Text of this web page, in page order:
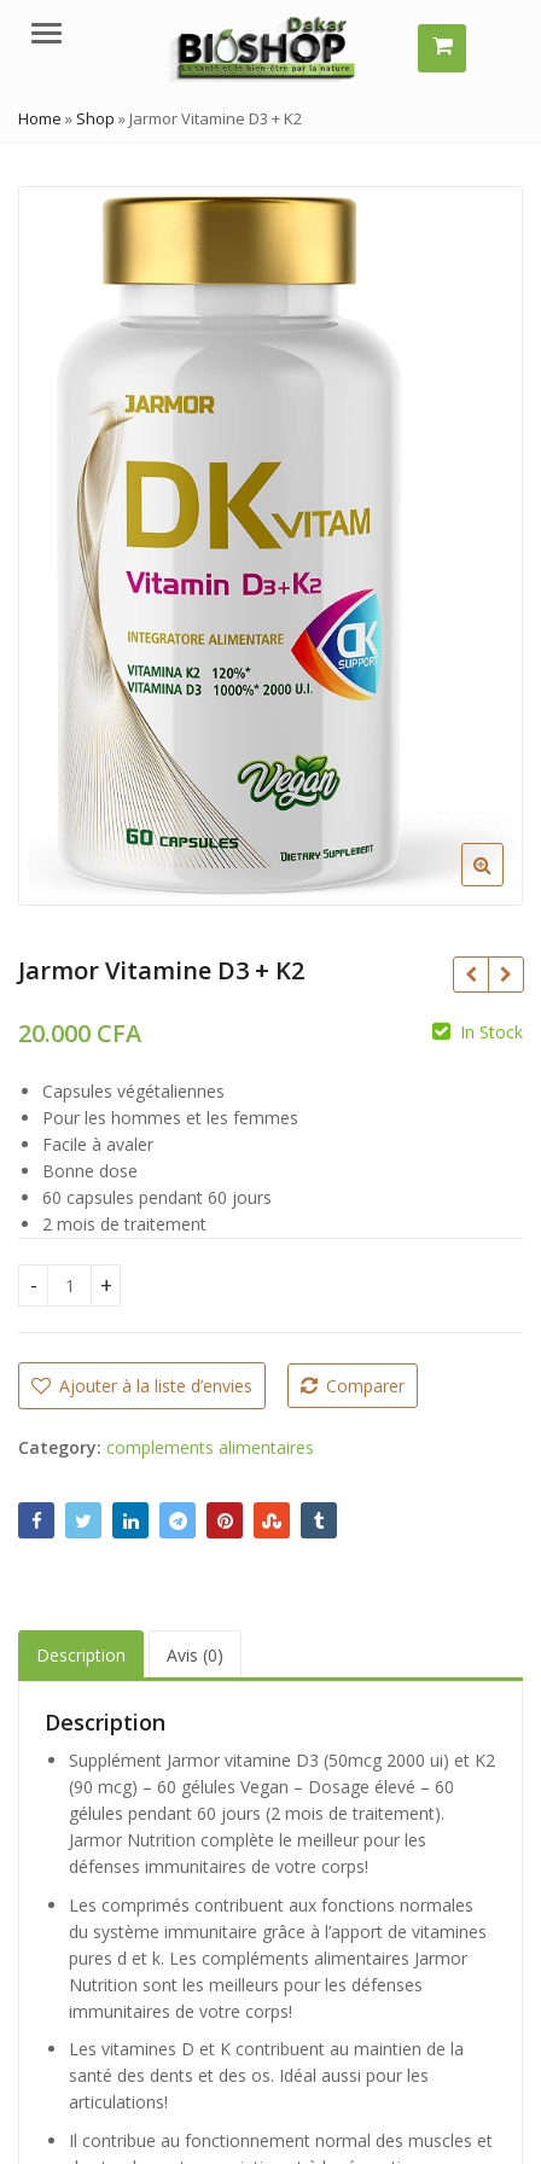
Menu
Home » Shop » Jarmor Vitamine D3 + K2
Jarmor Vitamine D3 + K2
20.000 CFA In Stock
Capsules végétaliennes
Pour les hommes et les femmes
Facile à avaler
Bonne dose
60 capsules pendant 60 jours
2 mois de traitement
Jarmor Vitamine D3 + K2 quantity
Ajouter à la liste d’envies Comparer
Category: complements alimentaires
Description Avis (0)
Description
Supplément Jarmor vitamine D3 (50mcg 2000 ui) et K2
(90 mcg) – 60 gélules Vegan – Dosage élevé – 60
gélules pendant 60 jours (2 mois de traitement).
Jarmor Nutrition complète le meilleur pour les
défenses immunitaires de votre corps!
Les comprimés contribuent aux fonctions normales
du système immunitaire grâce à l’apport de vitamines
pures d et k. Les compléments alimentaires Jarmor
Nutrition sont les meilleurs pour les défenses
immunitaires de votre corps!
Les vitamines D et K contribuent au maintien de la
santé des dents et des os. Idéal aussi pour les
articulations!
Il contribue au fonctionnement normal des muscles et